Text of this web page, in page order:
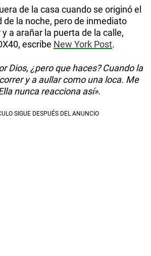
de la casa cuando se originó el
de la noche, pero de inmediato
a arañar la puerta de la calle,
escribe New York Post.
Dios, ¿pero que haces?Cuando la
y a aullar como una loca. Me
nunca reacciona así».